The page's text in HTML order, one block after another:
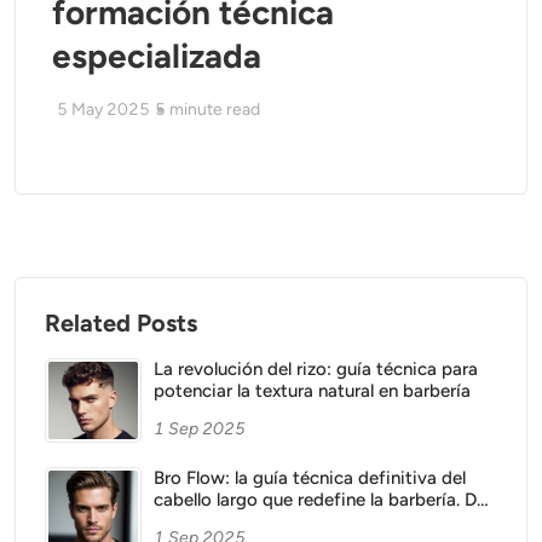
formación técnica
especializada
5 May 2025 5 minute read
Related Posts
La revolución del rizo: guía técnica para
potenciar la textura natural en barbería
1 Sep 2025
Bro Flow: la guía técnica definitiva del
cabello largo que redefine la barbería. De